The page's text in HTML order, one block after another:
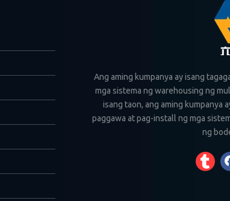
Ang aming kumpanya ay isang
mga sistema ng warehousing ng
isang taon, ang aming kumpanya
paggawa at pag-install ng mga
ng